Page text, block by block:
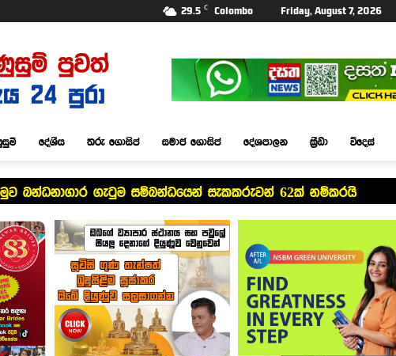
29.5 C Colombo Friday, August 7, 2026
Dasatha
Lanka
News
දේශීය තරු ගොසිප් සමාජ ගොසිප් දේශපාලන ක්‍රීඩා විදෙස්
බන්ධනාගාර ගැටුම සම්බන්ධයෙන් සැකකරුවන් 62ක් නම්කරයි